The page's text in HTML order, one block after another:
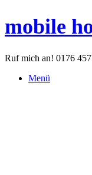
Inhalt
springen
mobile
Ruf mich an! 0176
Menü